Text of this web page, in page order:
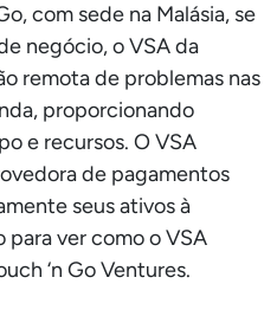
com sede na Malásia, se
negócio, o VSA da
remota de problemas nas
proporcionando
e recursos. O VSA
de pagamentos
seus ativos à
para ver como o VSA
‘n Go Ventures.